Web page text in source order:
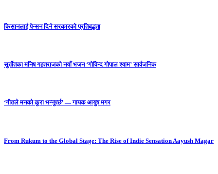
किसानलाई पेन्सन दिने सरकारको प्रतिबद्धता
सुर्खेतका मनिष गहतराजको नयाँ भजन ‘गोविन्द गोपाल श्याम’ सार्वजनिक
‘गीतले मनको कुरा भन्नुपर्छ’ — गायक आयुष मगर
From Rukum to the Global Stage: The Rise of Indie Sensation Aayush Magar